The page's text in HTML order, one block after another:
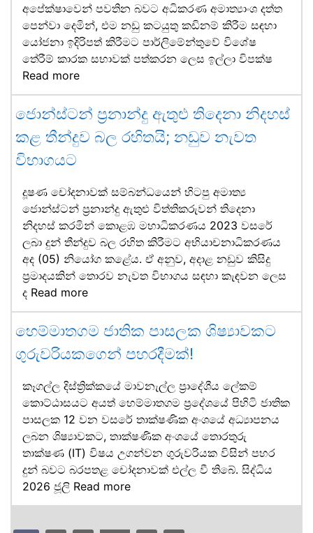
අපේක්ෂාවෙන් පවතින බවට අධිකරණ අමාත්‍යාංශ දත්ත
පෙන්වා දෙමින්, එම නඩු කටයුතු කඩිනම් කිරීම සඳහා
යෝජනා ඉදිරිපත් කිරීමට පාර්ලිමේන්තුවේ විශේෂ
තේරීම් කාරක සභාවක් පත්කරන ලෙස ඉල්ලා විපක්ෂ
Read more
ජොන්ස්ටන් ප්‍රනාන්දු ඇතුළු තිදෙනා නිදහස්
කළ තීන්දුව බල රහිතයි; නඩුව නැවත
විභාගයට
දූෂණ චෝදනාවක් සම්බන්ධයෙන් හිටපු අමාත්‍ය
ජොන්ස්ටන් ප්‍රනාන්දු ඇතුළු විත්තිකරුවන් තිදෙනා
නිදහස් කරමින් කොළඹ මහාධිකරණය 2023 වසරේ
ලබා දුන් තීන්දුව බල රහිත කිරීමට අභියාචනාධිකරණය
අද (05) නියෝග කළේය. ඒ අනුව, අදාළ නඩුව කිසිදු
ප්‍රමාදයකින් තොරව නැවත විභාගය සඳහා කැඳවන ලෙස
ද Read more
හෙම්මාතගම ජාතික පාසලක ශිෂ්‍යාවකට
ගුරුවරියකගෙන් පහරදීමක්!
කෑගල්ල දිස්ත්‍රික්කයේ මාවනැල්ල ප්‍රාදේශීය ලේකම්
කොට්ඨාසයට අයත් හෙම්මාතගම ප්‍රදේශයේ පිහිටි ජාතික
පාසලක 12 වන වසරේ තාක්ෂණික අංශයේ අධ්‍යාපනය
ලබන ශිෂ්‍යාවකට, තාක්ෂණික අංශයේ තොරතුරු
තාක්ෂණ (IT) විෂය උගන්වන ගුරුවරියක විසින් පහර
දුන් බවට බරපතළ චෝදනාවක් එල්ල වී තිබේ. සිද්ධිය
2026 ජූලි Read more